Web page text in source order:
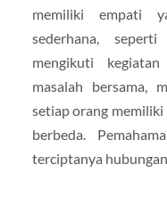
memiliki empati
sederhana,
mengikuti
masalah bersama,
setiap orang
berbeda.
terciptanya